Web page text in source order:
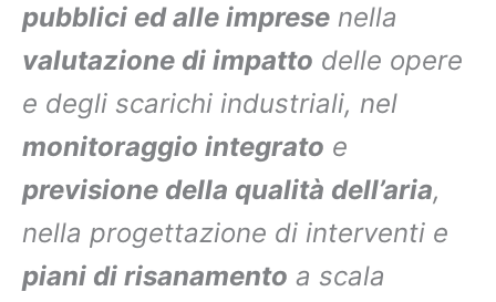
pubblici ed alle imprese nella
valutazione di impatto delle opere
e degli scarichi industriali, nel
monitoraggio integrato e
previsione della qualità dell’aria,
nella progettazione di interventi e
piani di risanamento a scala